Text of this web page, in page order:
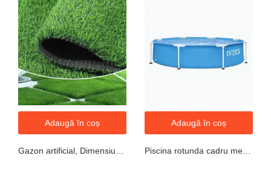
Adaugă în coș Adaugă în coș